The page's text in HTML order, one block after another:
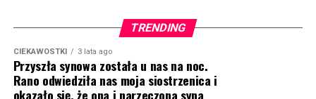
TRENDING
CIEKAWOSTKI 3 lata ago
Przyszła synowa została u nas na noc.
Rano odwiedziła nas moja siostrzenica i
okazało się, że ona i narzeczona syna